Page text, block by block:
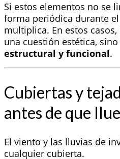
Si estos elementos no se
forma periódica durante
multiplica. En estos
una cuestión estética, sino
estructural y funcional.
Cubiertas y
antes de que
El viento y las lluvias de
cualquier cubierta.